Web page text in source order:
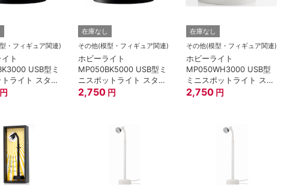
・フィギュア関連)
ト
USB型ミ
ライト スタン
/3000K
円
在庫なし
その他(模型・フィギュア関連)
ホビーライト
MP050BK5000 USB型ミ
ニスポットライト スタン
ド5cm/黒/5000K
2,750 円
在庫なし
その他(模型・フィギュア関連)
ホビーライト
MP050WH3000 USB型
ミニスポットライト スタ
ンド5cm/白/3000K
2,750 円